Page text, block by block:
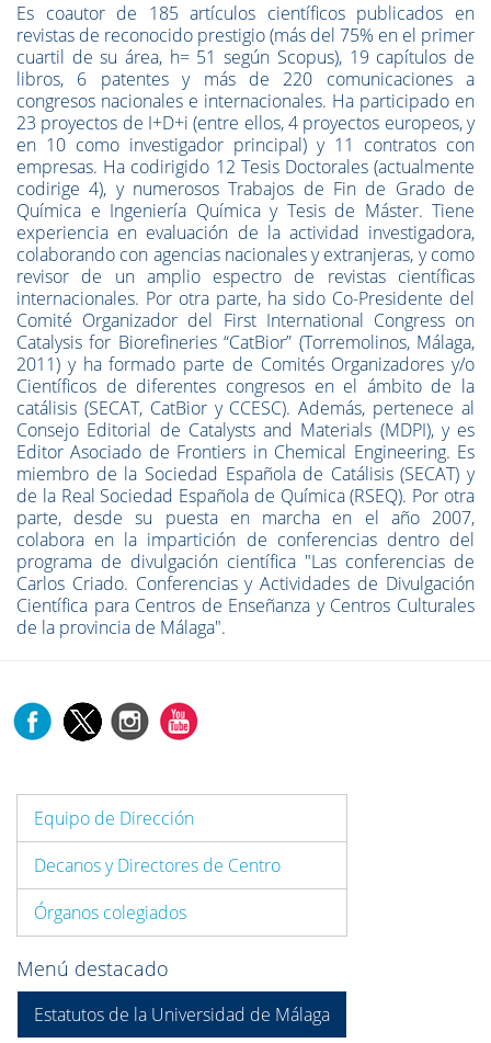
Es coautor de 185 artículos científicos publicados en
revistas de reconocido prestigio (más del 75% en el primer
cuartil de su área, h= 51 según Scopus), 19 capítulos de
libros, 6 patentes y más de 220 comunicaciones a
congresos nacionales e internacionales. Ha participado en
23 proyectos de I+D+i (entre ellos, 4 proyectos europeos, y
en 10 como investigador principal) y 11 contratos con
empresas. Ha codirigido 12 Tesis Doctorales (actualmente
codirige 4), y numerosos Trabajos de Fin de Grado de
Química e Ingeniería Química y Tesis de Máster. Tiene
experiencia en evaluación de la actividad investigadora,
colaborando con agencias nacionales y extranjeras, y como
revisor de un amplio espectro de revistas científicas
internacionales. Por otra parte, ha sido Co-Presidente del
Comité Organizador del First International Congress on
Catalysis for Biorefineries “CatBior” (Torremolinos, Málaga,
2011) y ha formado parte de Comités Organizadores y/o
Científicos de diferentes congresos en el ámbito de la
catálisis (SECAT, CatBior y CCESC). Además, pertenece al
Consejo Editorial de Catalysts and Materials (MDPI), y es
Editor Asociado de Frontiers in Chemical Engineering. Es
miembro de la Sociedad Española de Catálisis (SECAT) y
de la Real Sociedad Española de Química (RSEQ). Por otra
parte, desde su puesta en marcha en el año 2007,
colabora en la impartición de conferencias dentro del
programa de divulgación científica "Las conferencias de
Carlos Criado. Conferencias y Actividades de Divulgación
Científica para Centros de Enseñanza y Centros Culturales
de la provincia de Málaga".
Equipo de Dirección
Decanos y Directores de Centro
Órganos colegiados
Menú destacado
Estatutos de la Universidad de Málaga